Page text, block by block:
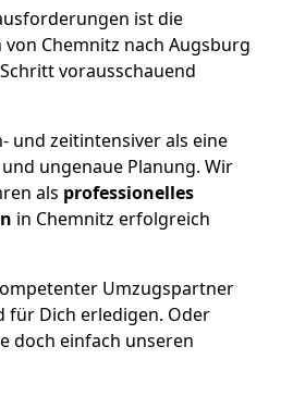
ist die
Chemnitz nach Augsburg
vorausschauend
und zeitintensiver als eine
ungenaue Planung. Wir
als professionelles
in Chemnitz erfolgreich
Umzugspartner
für Dich erledigen. Oder
doch einfach unseren